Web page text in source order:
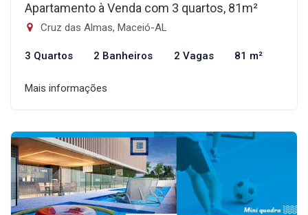
Apartamento à Venda com 3 quartos, 81m²
Cruz das Almas, Maceió-AL
3 Quartos 2 Banheiros 2 Vagas 81 m²
Mais informações